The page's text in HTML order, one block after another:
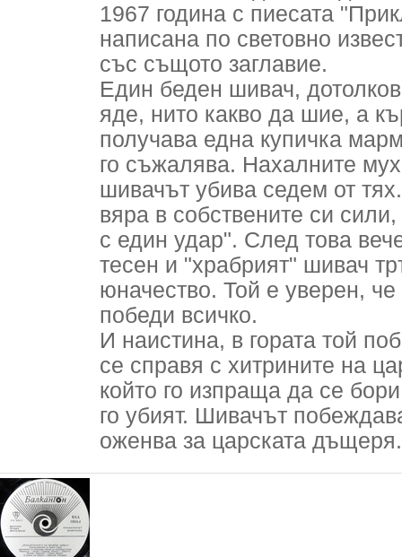
1967 година с пиесата
написана по световно
със същото заглавие.
Един беден шивач,
яде, нито какво да шие, а
получава една купичка
го съжалява. Нахалните
шивачът убива седем от
вяра в собствените си
с един удар". След това
тесен и "храбрият" шивач
юначество. Той е уверен,
победи всичко.
И наистина, в гората той
се справя с хитрините на
който го изпраща да се
го убият. Шивачът
оженва за царската дъщеря.